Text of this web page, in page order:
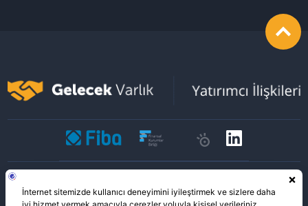
expand_less
Bilgi Toplumu Hizmetleri KVKK Veri Sahibi Basvuru Formu
Bilgi